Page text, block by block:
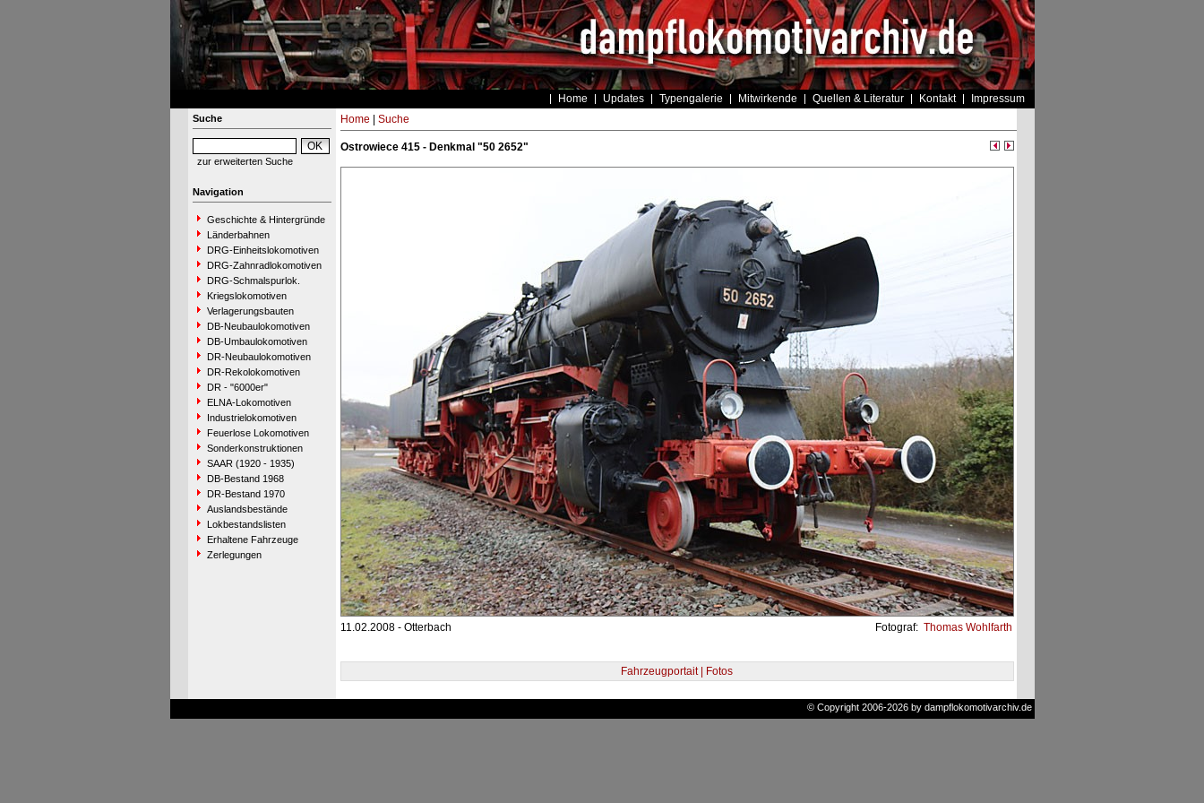
Home Updates Typengalerie Mitwirkende Quellen & Literatur Kontakt Impressum
Suche
zur erweiterten Suche
Navigation
Geschichte & Hintergründe
Länderbahnen
DRG-Einheitslokomotiven
DRG-Zahnradlokomotiven
DRG-Schmalspurlok.
Kriegslokomotiven
Verlagerungsbauten
DB-Neubaulokomotiven
DB-Umbaulokomotiven
DR-Neubaulokomotiven
DR-Rekolokomotiven
DR - "6000er"
ELNA-Lokomotiven
Industrielokomotiven
Feuerlose Lokomotiven
Sonderkonstruktionen
SAAR (1920 - 1935)
DB-Bestand 1968
DR-Bestand 1970
Auslandsbestände
Lokbestandslisten
Erhaltene Fahrzeuge
Zerlegungen
Home Suche
Ostrowiece 415 - Denkmal "50 2652"
11.02.2008 - Otterbach Fotograf: Thomas Wohlfarth
Fahrzeugportait | Fotos
© Copyright 2006-2026 by dampflokomotivarchiv.de